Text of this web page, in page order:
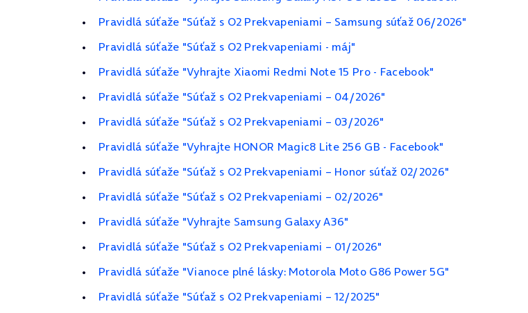
Pravidlá súťaže "Súťaž s O2 Prekvapeniami – Samsung súťaž 06/2026"
Pravidlá súťaže "Súťaž s O2 Prekvapeniami - máj"
Pravidlá súťaže "Vyhrajte Xiaomi Redmi Note 15 Pro - Facebook"
Pravidlá súťaže "Súťaž s O2 Prekvapeniami – 04/2026"
Pravidlá súťaže "Súťaž s O2 Prekvapeniami – 03/2026"
Pravidlá súťaže "Vyhrajte HONOR Magic8 Lite 256 GB - Facebook"
Pravidlá súťaže "Súťaž s O2 Prekvapeniami – Honor súťaž 02/2026"
Pravidlá súťaže "Súťaž s O2 Prekvapeniami – 02/2026"
Pravidlá súťaže "Vyhrajte Samsung Galaxy A36"
Pravidlá súťaže "Súťaž s O2 Prekvapeniami – 01/2026"
Pravidlá súťaže "Vianoce plné lásky: Motorola Moto G86 Power 5G"
Pravidlá súťaže "Súťaž s O2 Prekvapeniami – 12/2025"